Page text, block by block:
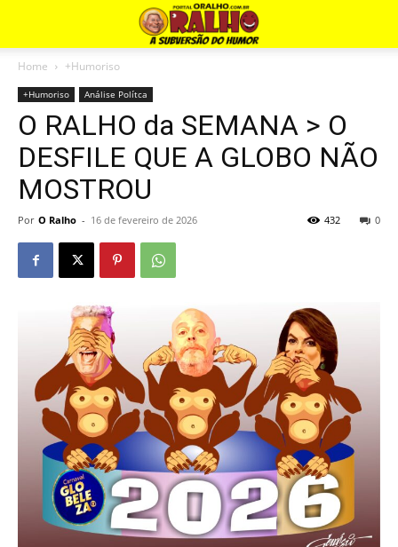
Home +Humoriso
+Humoriso Análise Polítca
O RALHO da SEMANA > O
DESFILE QUE A GLOBO NÃO
MOSTROU
Por O Ralho - 16 de fevereiro de 2026 0
432